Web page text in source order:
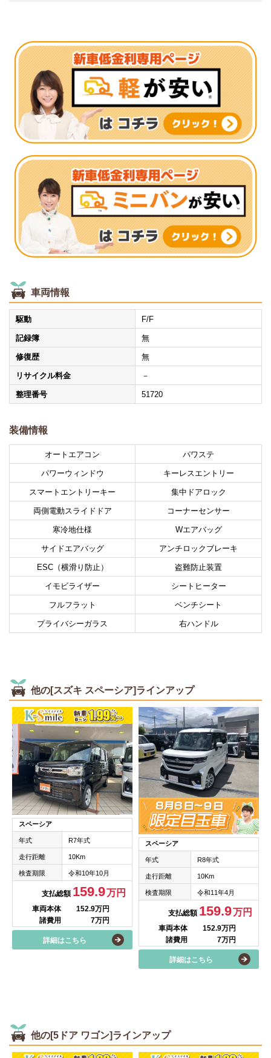
車両情報
駆動 F/F
記録簿 無
修復歴 無
リサイクル料金 －
整理番号 51720
装備情報
オートエアコン パワステ
パワーウィンドウ キーレスエントリー
スマートエントリーキー 集中ドアロック
両側電動スライドドア コーナーセンサー
寒冷地仕様 Wエアバッグ
サイドエアバッグ アンチロックブレーキ
ESC（横滑り防止） 盗難防止装置
イモビライザー シートヒーター
フルフラット ベンチシート
プライバシーガラス 右ハンドル
他の[スズキ スペーシア]ラインアップ
スペーシア
年式 R7年式
走行距離 10Km
検査期限 令和10年10月
支払総額 159.9万円
車両本体
152.9万円
諸費用
7万円
詳細はこちら
スペーシア
年式 R8年式
走行距離 10Km
検査期限 令和11年4月
支払総額 159.9万円
車両本体
152.9万円
諸費用
7万円
詳細はこちら
他の[5ドア ワゴン]ラインアップ